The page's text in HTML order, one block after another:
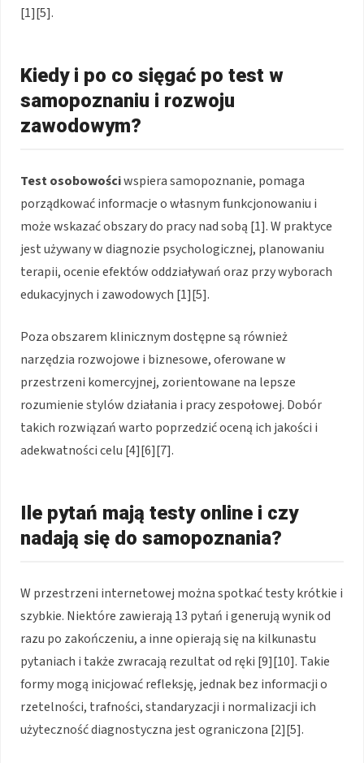
[1][5].
Kiedy i po co sięgać po test w
samopoznaniu i rozwoju
zawodowym?
Test osobowościwspiera samopoznanie, pomaga
porządkować informacje o własnym funkcjonowaniu i
może wskazać obszary do pracy nad sobą [1]. W praktyce
jest używany w diagnozie psychologicznej, planowaniu
terapii, ocenie efektów oddziaływań oraz przy wyborach
edukacyjnych i zawodowych [1][5].
Poza obszarem klinicznym dostępne są również
narzędzia rozwojowe i biznesowe, oferowane w
przestrzeni komercyjnej, zorientowane na lepsze
rozumienie stylów działania i pracy zespołowej. Dobór
takich rozwiązań warto poprzedzić oceną ich jakości i
adekwatności celu [4][6][7].
Ile pytań mają testy online i czy
nadają się do samopoznania?
W przestrzeni internetowej można spotkać testy krótkie i
szybkie. Niektóre zawierają 13 pytań i generują wynik od
razu po zakończeniu, a inne opierają się na kilkunastu
pytaniach i także zwracają rezultat od ręki [9][10]. Takie
formy mogą inicjować refleksję, jednak bez informacji o
rzetelności, trafności, standaryzacji i normalizacji ich
użyteczność diagnostyczna jest ograniczona [2][5].